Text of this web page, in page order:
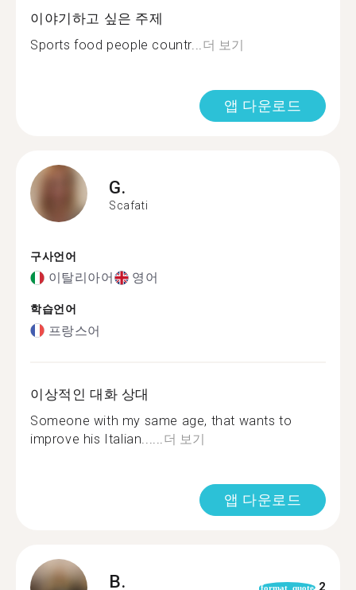
이야기하고 싶은 주제
Sports food people countr... 더 보기
앱 다운로드
G.
Scafati
구사언어
이탈리아어 영어
학습언어
프랑스어
이상적인 대화 상대
Someone with my same age, that wants to
improve his Italian...... 더 보기
앱 다운로드
B. format_quote 2